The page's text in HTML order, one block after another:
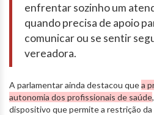
enfrentar sozinho um
quando precisa de apoio
comunicar ou se sentir
vereadora.
A parlamentar ainda destacou quea
autonomia dos profissionais de saúde
dispositivo que permite a restrição